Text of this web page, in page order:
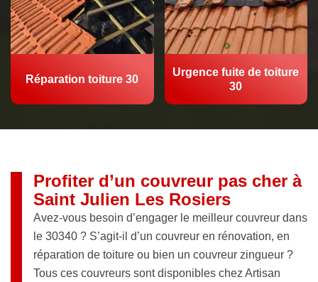
Réparation toiture 30
Urgence fuite de toiture
30
Profiter d’un couvreur pas cher à
Saint Julien Les Rosiers
Avez-vous besoin d’engager le meilleur couvreur dans
le 30340 ? S’agit-il d’un couvreur en rénovation, en
réparation de toiture ou bien un couvreur zingueur ?
Tous ces couvreurs sont disponibles chez Artisan